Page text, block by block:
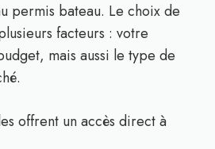
permis bateau. Le choix de
facteurs : votre
mais aussi le type de
offrent un accès direct à